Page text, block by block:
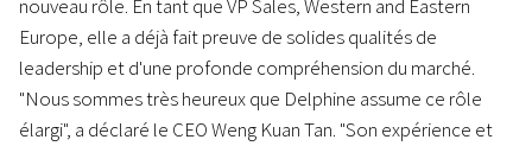
nouveau rôle. En tant que VP Sales, Western and Eastern
Europe, elle a déjà fait preuve de solides qualités de
leadership et d'une profonde compréhension du marché.
"Nous sommes très heureux que Delphine assume ce rôle
élargi", a déclaré le CEO Weng Kuan Tan. "Son expérience et